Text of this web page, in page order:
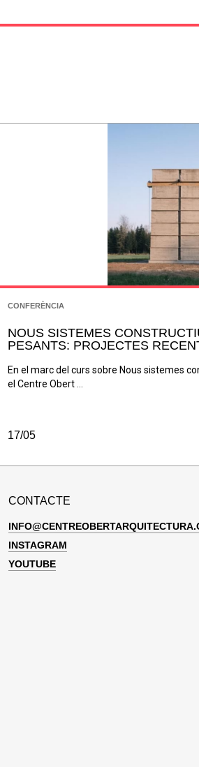
CONFERÈNCIA
NOUS SISTEMES
PESANTS: PROJECTES
En el marc del curs sobre Nous sistemes
el Centre Obert ...
17/05
CONTACTE
INSTAGRAM
YOUTUBE